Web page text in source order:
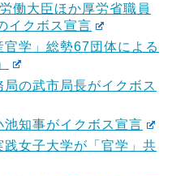
働大臣ほか厚労省職員
イクボス宣言
官学」総勢67団体による
局の武市局長がイクボス
池知事がイクボス宣言
践女子大学が「官学」共